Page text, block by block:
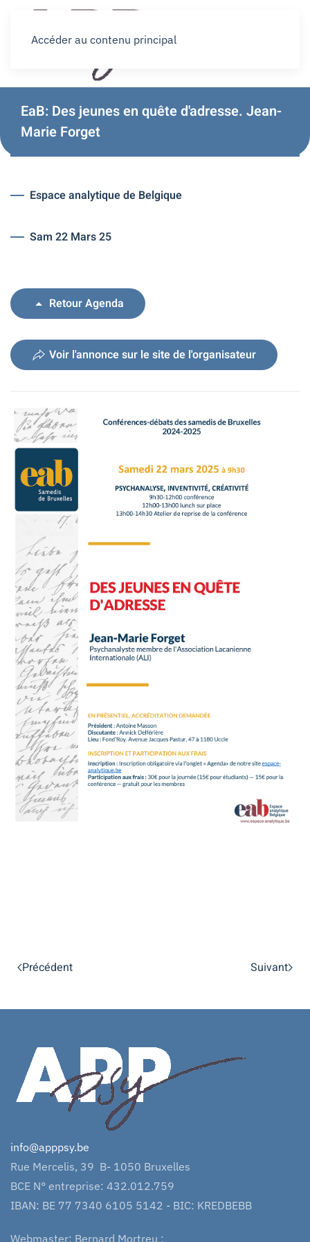
Accéder au contenu principal
EaB: Des jeunes en quête d'adresse. Jean-
Marie Forget
Espace analytique de Belgique
Sam 22 Mars 25
Retour Agenda
Voir l'annonce sur le site de l'organisateur
Précédent Suivant
info@apppsy.be
Rue Mercelis, 39 B- 1050 Bruxelles
BCE N° entreprise: 432.012.759
IBAN: BE 77 7340 6105 5142 - BIC: KREDBEBB
Webmaster: Bernard Mortreu :